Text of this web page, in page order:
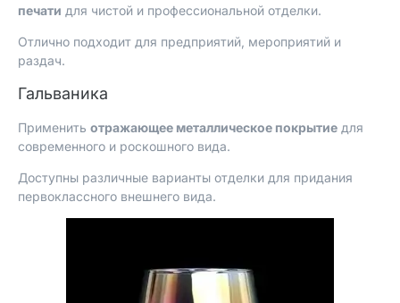
печати для чистой и профессиональной отделки.
Отлично подходит для предприятий, мероприятий и
раздач.
Гальваника
Применить отражающее металлическое покрытие для
современного и роскошного вида.
Доступны различные варианты отделки для придания
первоклассного внешнего вида.